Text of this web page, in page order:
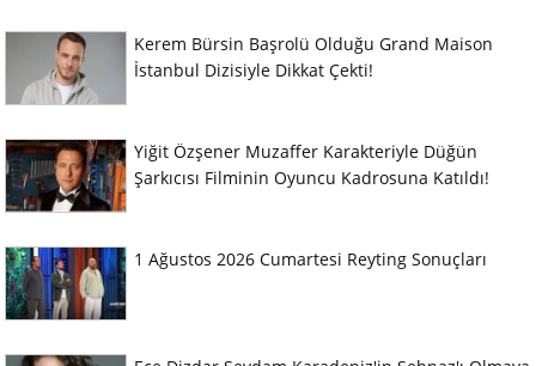
Kerem Bürsin Başrolü Olduğu Grand Maison
İstanbul Dizisiyle Dikkat Çekti!
Yiğit Özşener Muzaffer Karakteriyle Düğün
Şarkıcısı Filminin Oyuncu Kadrosuna Katıldı!
1 Ağustos 2026 Cumartesi Reyting Sonuçları